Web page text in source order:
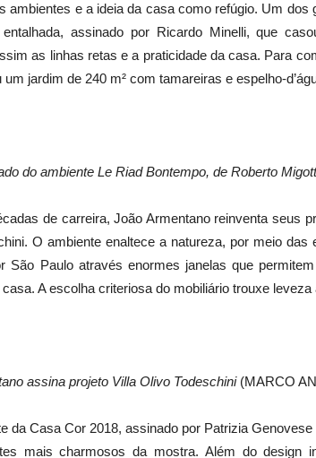
ambientes e a ideia da casa como refúgio. Um
assinado por Ricardo Minelli, que
as linhas retas e a praticidade da casa. Para
jardim de 240 m² com tamareiras e espelho-
do ambiente Le Riad Bontempo, de Roberto
de carreira, João Armentano reinventa seus
O ambiente enaltece a natureza, por meio
São Paulo através enormes janelas que
A escolha criteriosa do mobiliário trouxe
assina projeto Villa Olivo Todeschini(MARCO
da Casa Cor 2018, assinado por Patrizia
mais charmosos da mostra. Além do design